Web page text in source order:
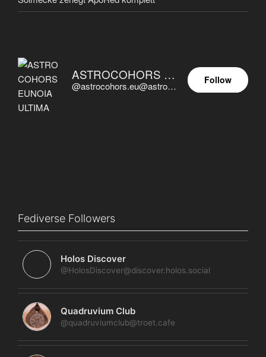
ASTROCOHORS EUNOIA ULTIMA
@astrocohors.eu@astrocohors.eu
Follow
Fediverse Followers
Holos Discover
@HolosDiscover@discover.holos.social
Quadruvium Club
@quadruviumclub@troet.cafe